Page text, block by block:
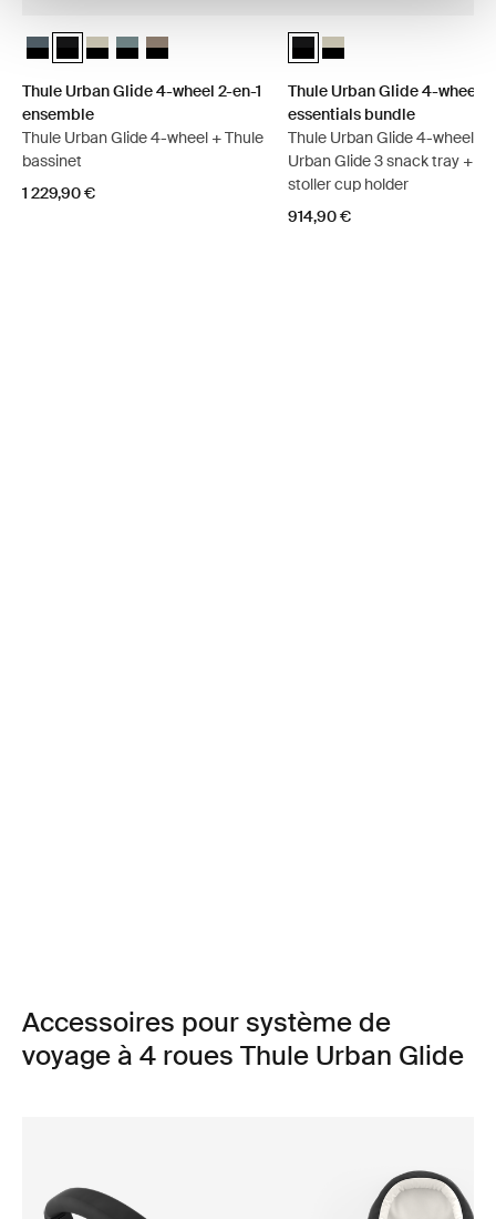
Thule Urban Glide 4-wheel 2-en-1 ensemble Ardoise foncée sur noir
Thule Urban Glide 4-wheel 2-en-1 ensemble Noir sur noir
Thule Urban Glide 4-wheel 2-en-1 ensemble Soft Beige
Thule Urban Glide 4-wheel 2-en-1 ensemble Bleu
Thule Urban Glide 4-wheel 2-en-1 ensemble
Thule Urban Glide 4-wheel 2-en-1
ensemble
Thule Urban Glide 4-wheel + Thule
bassinet
1 229,90 €
Thule Urban Glide 4-wheel
Thule Urban Glide 4-
Thule Urban Glide 4-wheel
essentials bundle
Thule Urban Glide 4-wheel +
Urban Glide 3 snack tray +
stoller cup holder
914,90 €
Accessoires pour système de
voyage à 4 roues Thule Urban Glide